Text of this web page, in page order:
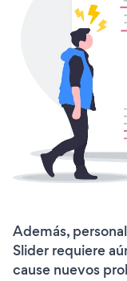
Además,
Slider requiere
cause nuevos